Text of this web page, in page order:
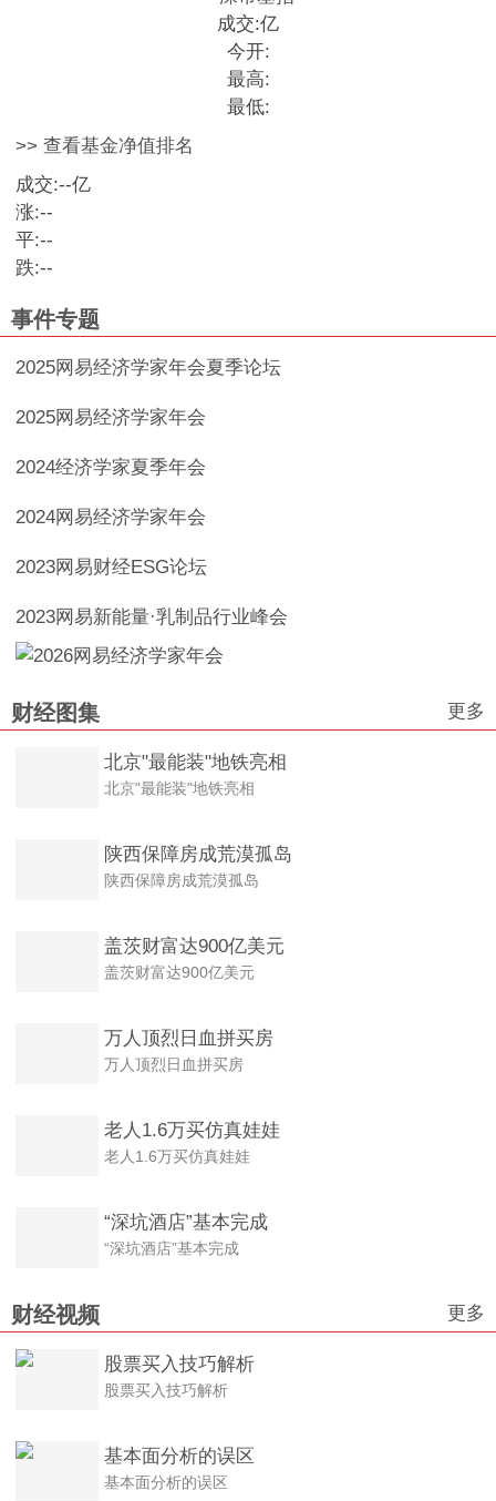
成交:亿
今开:
最高:
最低:
>> 查看基金净值排名
成交:--亿
涨:--
平:--
跌:--
事件专题
2025网易经济学家年会夏季论坛
2025网易经济学家年会
2024经济学家夏季年会
2024网易经济学家年会
2023网易财经ESG论坛
2023网易新能量·乳制品行业峰会
财经图集 更多
北京"最能装"地铁亮相
北京"最能装"地铁亮相
陕西保障房成荒漠孤岛
陕西保障房成荒漠孤岛
盖茨财富达900亿美元
盖茨财富达900亿美元
万人顶烈日血拼买房
万人顶烈日血拼买房
老人1.6万买仿真娃娃
老人1.6万买仿真娃娃
“深坑酒店”基本完成
“深坑酒店”基本完成
财经视频 更多
股票买入技巧解析
股票买入技巧解析
基本面分析的误区
基本面分析的误区